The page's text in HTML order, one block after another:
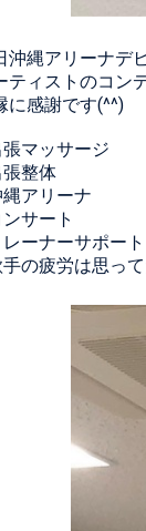
沖縄アリーナデ
ティストのコン
に感謝です(^^)
マッサージ
整体
アリーナ
サート
ーナーサポート
の疲労は思っ